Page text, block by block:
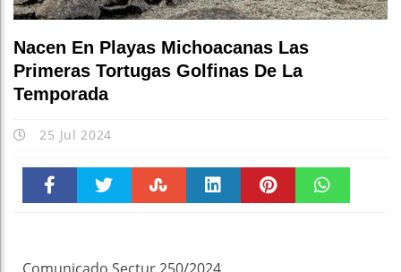
Nacen En Playas Michoacanas Las
Primeras Tortugas Golfinas De La
Temporada
25 Jul 2024